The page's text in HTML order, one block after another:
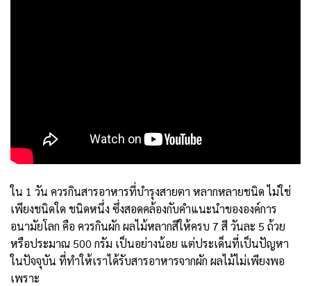
ใน 1 วัน ควรกินสารอาหารที่บำรุงสายตา หลากหลายชนิด ไม่ใช่
เพียงชนิดใด ชนิดหนึ่ง ซึ่งสอดคล้องกับคำแนะนำขององค์การ
อนามัยโลก คือ ควรกินผัก ผลไม้หลากสีให้ครบ 7 สี วันละ 5 ถ้วย
หรือประมาณ 500 กรัม เป็นอย่างน้อย แต่ประเด็นที่เป็นปัญหา
ในปัจจุบัน ที่ทำให้เราได้รับสารอาหารจากผัก ผลไม้ไม่เพียงพอ
เพราะ